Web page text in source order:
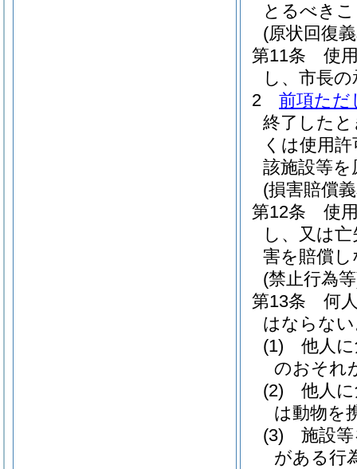
とるべき
(原状回復
第11条
使
し、市長
2
前項ただ
終了した
くは使用
該施設等
(損害賠償
第12条
使
し、又は
害を賠償
(禁止行為
第13条
何
はならな
(1)
他人
のおそれ
(2)
他人
は動物を
(3)
施設
がある行